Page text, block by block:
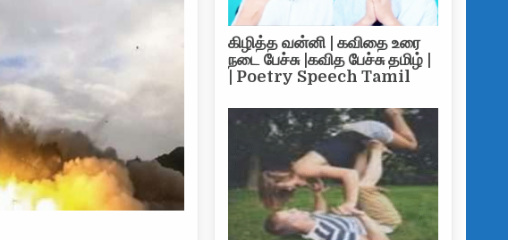
கிழித்த வன்னி | கவிதை உரை
நடை பேச்சு |கவித பேச்சு தமிழ் |
| Poetry Speech Tamil